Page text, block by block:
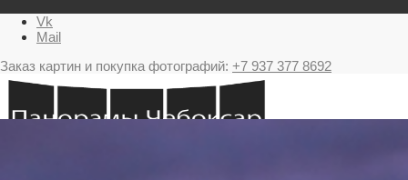
Vk
Mail
Заказ картин и покупка фотографий: +7 937 377 8692